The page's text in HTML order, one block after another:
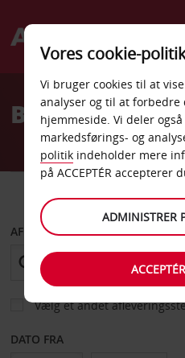
Welcome
AvisBilleje
AFHENT FRA
Vælg et andet
DATO FRA
Vores cookie-
Vi bruger cookies til at
analyser og til at forbedre
hjemmeside. Vi deler
markedsførings- og
politik indeholder mere
på ACCEPTÉR accepterer
ADMINISTRER